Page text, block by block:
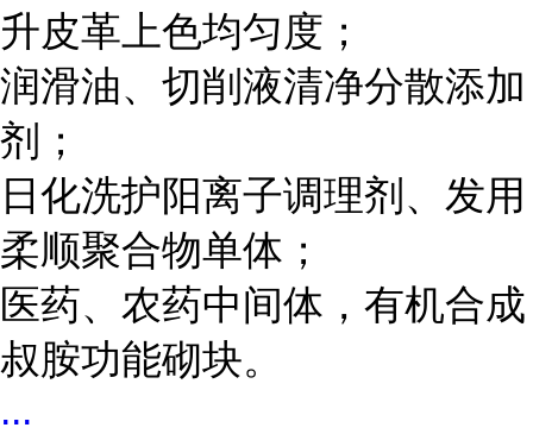
升皮革上色均匀度；
润滑油、切削液清净分散添加
剂；
日化洗护阳离子调理剂、发用
柔顺聚合物单体；
医药、农药中间体，有机合成
叔胺功能砌块。
...